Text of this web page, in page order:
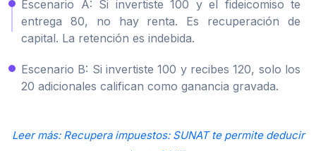
Escenario A: Si invertiste 100 y el fideicomiso te
entrega 80, no hay renta. Es recuperación de
capital. La retención es indebida.
Escenario B: Si invertiste 100 y recibes 120, solo los
20 adicionales califican como ganancia gravada.
Leer más: Recupera impuestos: SUNAT te permite deducir